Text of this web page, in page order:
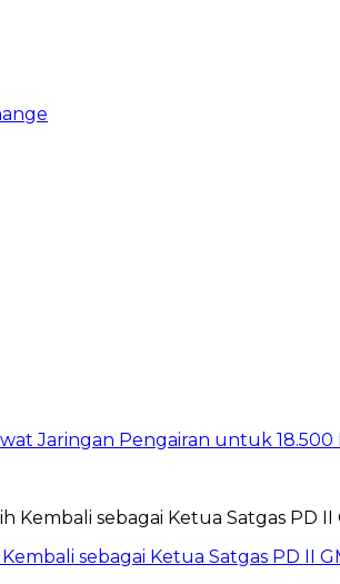
Jaringan Pengairan untuk
sebagai Ketua Satgas PD II